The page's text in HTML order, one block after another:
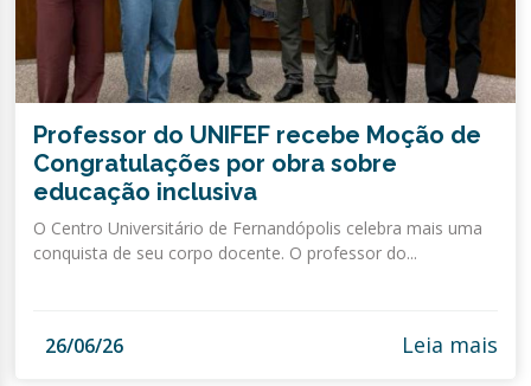
Professor do UNIFEF recebe Moção de
Congratulações por obra sobre
educação inclusiva
O Centro Universitário de Fernandópolis celebra mais uma
conquista de seu corpo docente. O professor do...
26/06/26 Leia mais